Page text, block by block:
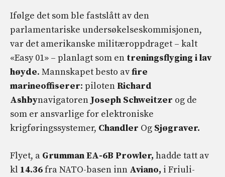
Ifølge det som ble fastslått av den
parlamentariske undersøkelseskommisjonen,
var det amerikanske militæroppdraget – kalt
«Easy 01» – planlagt som en treningsflyging i lav
høyde. Mannskapet besto avfire
marineoffiserer: piloten Richard
Ashbynavigatoren Joseph Schweitzer og de
som er ansvarlige for elektroniske
krigføringssystemer, Chandler Og Sjøgraver.
Flyet, a Grumman EA-6B Prowler, hadde tatt av
kl 14.36fra NATO-basen inn Aviano, i Friuli-